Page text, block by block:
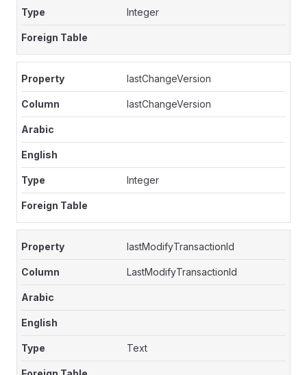
Integer
lastChangeVersion
lastChangeVersion
Integer
lastModifyTransactionId
LastModifyTransactionId
Text